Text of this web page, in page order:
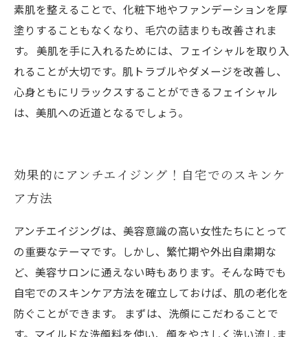
素肌を整えることで、化粧下地やファンデーションを厚
塗りすることもなくなり、毛穴の詰まりも改善されま
す。 美肌を手に入れるためには、フェイシャルを取り入
れることが大切です。肌トラブルやダメージを改善し、
心身ともにリラックスすることができるフェイシャル
は、美肌への近道となるでしょう。
効果的にアンチエイジング！自宅でのスキンケ
ア方法
アンチエイジングは、美容意識の高い女性たちにとって
の重要なテーマです。しかし、繁忙期や外出自粛期な
ど、美容サロンに通えない時もあります。そんな時でも
自宅でのスキンケア方法を確立しておけば、肌の老化を
防ぐことができます。 まずは、洗顔にこだわることで
す。マイルドな洗顔料を使い、顔をやさしく洗い流しま